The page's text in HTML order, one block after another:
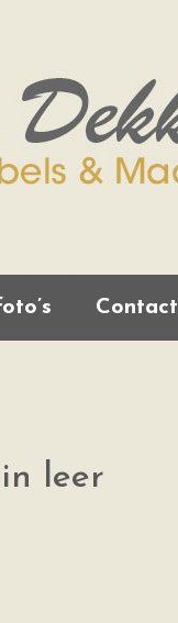
Contact
leer